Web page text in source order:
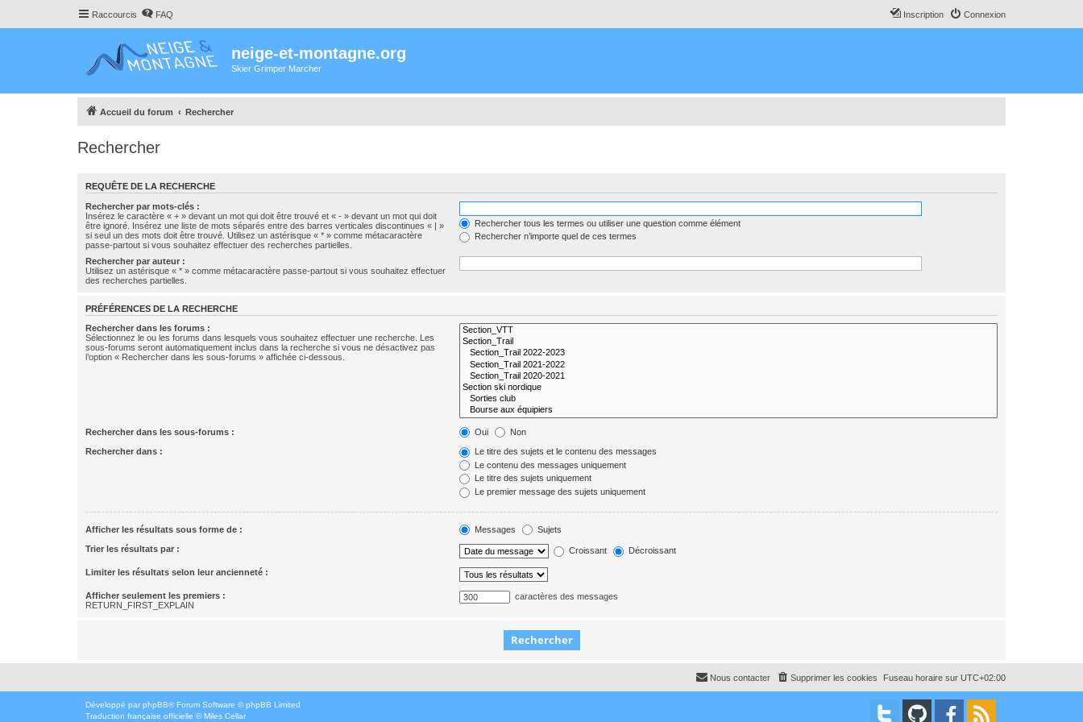
Raccourcis FAQ Connexion
Inscription
neige-et-montagne.org
Skier Grimper Marcher
Accueil du forum Rechercher
Rechercher
REQUÊTE DE LA RECHERCHE
Rechercher par mots-clés :
Insérez le caractère « + » devant un mot qui doit être trouvé et « - » devant un mot qui doit
être ignoré. Insérez une liste de mots séparés entre des barres verticales discontinues « | »
si seul un des mots doit être trouvé. Utilisez un astérisque « * » comme métacaractère
passe-partout si vous souhaitez effectuer des recherches partielles.
Rechercher tous les termes ou utiliser une question comme élément
Rechercher n’importe quel de ces termes
Rechercher par auteur :
Utilisez un astérisque « * » comme métacaractère passe-partout si vous souhaitez effectuer
des recherches partielles.
PRÉFÉRENCES DE LA RECHERCHE
Rechercher dans les forums :
Sélectionnez le ou les forums dans lesquels vous souhaitez effectuer une recherche. Les
sous-forums seront automatiquement inclus dans la recherche si vous ne désactivez pas
l’option « Rechercher dans les sous-forums » affichée ci-dessous.
Rechercher dans les sous-forums : Oui Non
Rechercher dans :
Le titre des sujets et le contenu des messages
Le contenu des messages uniquement
Le titre des sujets uniquement
Le premier message des sujets uniquement
Afficher les résultats sous forme de : Messages Sujets
Trier les résultats par : Croissant Décroissant
Limiter les résultats selon leur ancienneté :
Afficher seulement les premiers :
RETURN_FIRST_EXPLAIN
caractères des messages
Fuseau horaire sur UTC+02:00
Supprimer les cookies
Nous contacter
Développé par phpBB® Forum Software © phpBB Limited
Traduction française officielle ©Miles Cellar